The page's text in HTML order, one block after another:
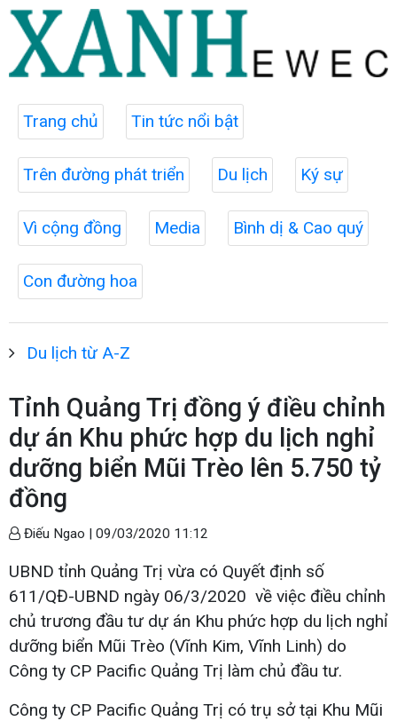
Trang chủ Tin tức nổi bật
Trên đường phát triển Du lịch Ký sự
Vì cộng đồng Media Bình dị & Cao quý
Con đường hoa
Du lịch từ A-Z
Tỉnh Quảng Trị đồng ý điều chỉnh
dự án Khu phức hợp du lịch nghỉ
dưỡng biển Mũi Trèo lên 5.750 tỷ
đồng
Điếu Ngao | 09/03/2020 11:12
UBND tỉnh Quảng Trị vừa có Quyết định số
611/QĐ-UBND ngày 06/3/2020 về việc điều chỉnh
chủ trương đầu tư dự án Khu phức hợp du lịch nghỉ
dưỡng biển Mũi Trèo (Vĩnh Kim, Vĩnh Linh) do
Công ty CP Pacific Quảng Trị làm chủ đầu tư.
Công ty CP Pacific Quảng Trị có trụ sở tại Khu Mũi